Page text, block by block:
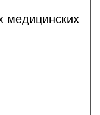
медицинских